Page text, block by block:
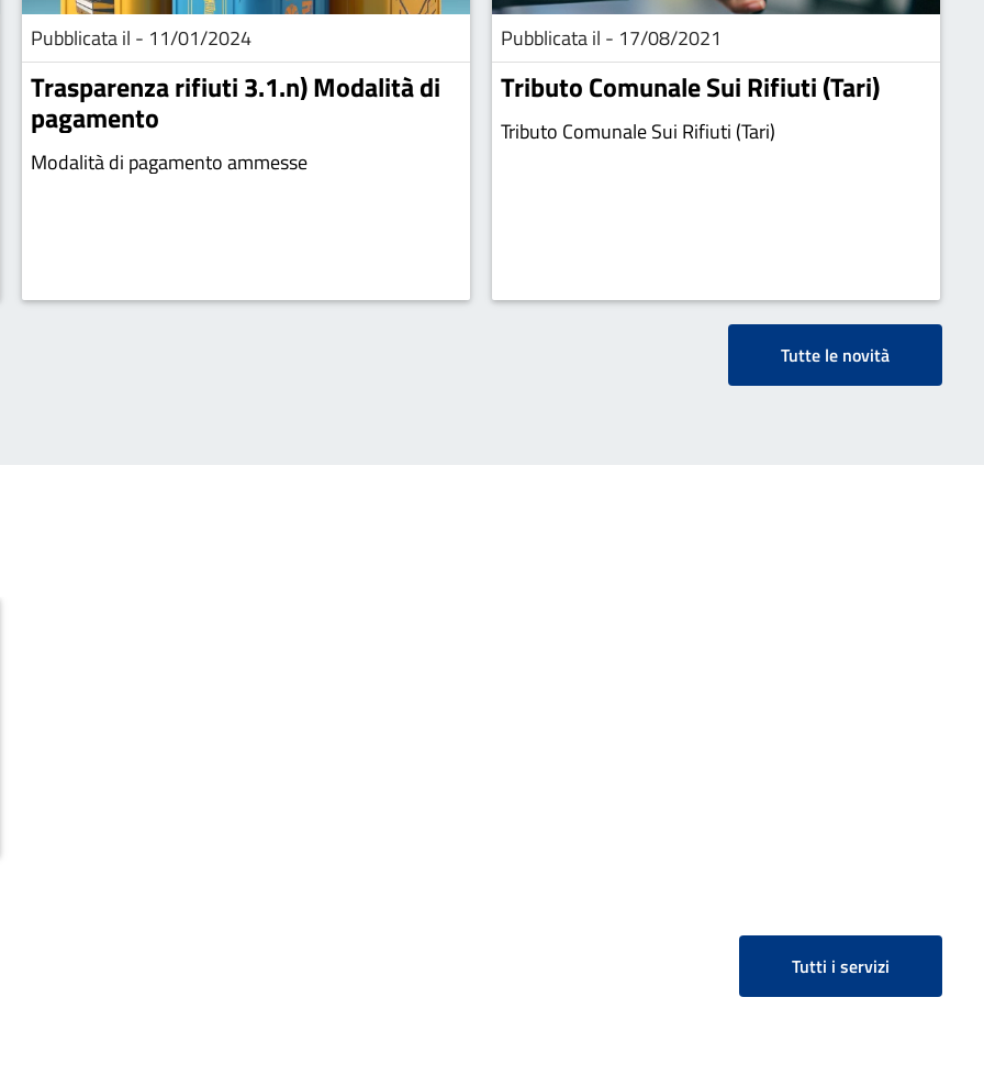
Pubblicata il - 11/01/2024
Trasparenza rifiuti 3.1.n) Modalità di
pagamento
Modalità di pagamento ammesse
Pubblicata il - 17/08/2021
Tributo Comunale Sui Rifiuti (Tari)
Tributo Comunale Sui Rifiuti (Tari)
Tutte le novità
Tutti i servizi